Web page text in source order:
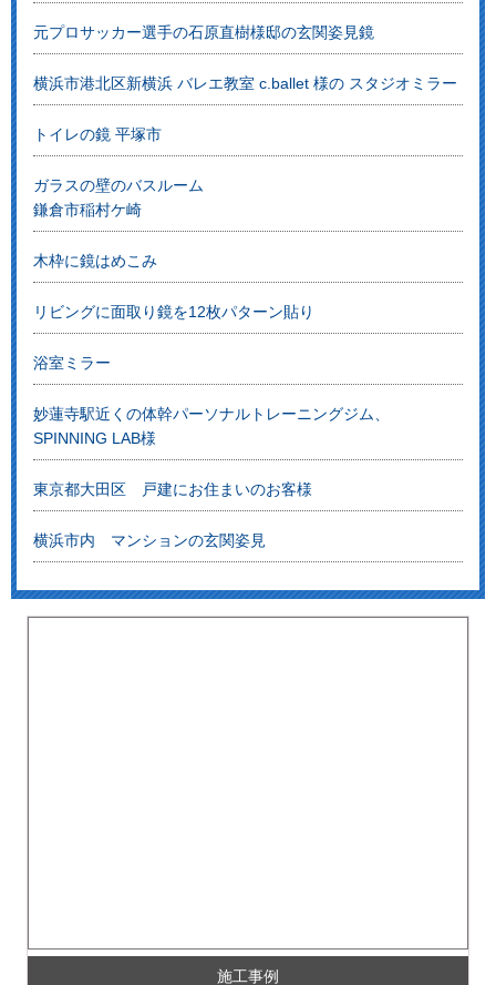
元プロサッカー選手の石原直樹様邸の玄関姿見鏡
横浜市港北区新横浜 バレエ教室 c.ballet 様の スタジオミラー
トイレの鏡 平塚市
ガラスの壁のバスルーム
鎌倉市稲村ケ崎
木枠に鏡はめこみ
リビングに面取り鏡を12枚パターン貼り
浴室ミラー
妙蓮寺駅近くの体幹パーソナルトレーニングジム、
SPINNING LAB様
東京都大田区 戸建にお住まいのお客様
横浜市内 マンションの玄関姿見
施工事例